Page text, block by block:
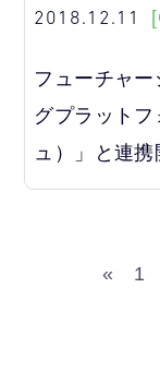
2018.12.11
フューチャ
グプラット
ュ）」と連携
« 1